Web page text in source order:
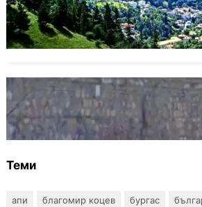
Полицията алармира
фалшиви лечители и
БЪЛГАРИЯ
Ограничават
„Вълноломна“ във Варна
Теми
апи благомир коцев бургас